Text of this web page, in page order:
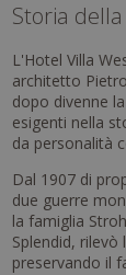
Storia
L'Hotel Villa
architetto
dopo divenne
esigenti nella
da personalità
Dal 1907 di
due guerre
la famiglia
Splendid,
preservando il